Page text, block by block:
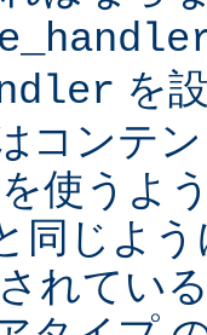
を
コンテ
使うよ
同じよ
れてい